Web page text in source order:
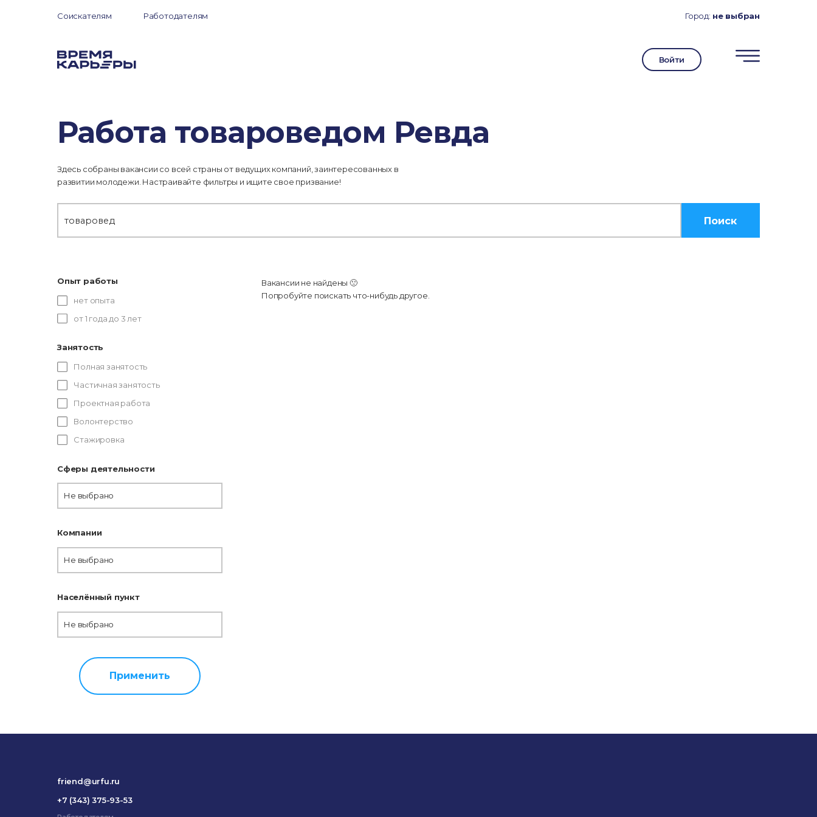
Соискателям Работодателям Город: не выбран
Войти
Работа товароведом Ревда
Здесь собраны вакансии со всей страны от ведущих компаний, заинтересованных в
развитии молодежи. Настраивайте фильтры и ищите свое призвание!
Поиск
Опыт работы
нет опыта
от 1 года до 3 лет
Занятость
Полная занятость
Частичная занятость
Проектная работа
Волонтерство
Стажировка
Сферы деятельности
Не выбрано
Компании
Не выбрано
Населённый пункт
Не выбрано
Применить
Вакансии не найдены 🙁
Попробуйте поискать что-нибудь другое.
friend@urfu.ru
+7 (343) 375-93-53